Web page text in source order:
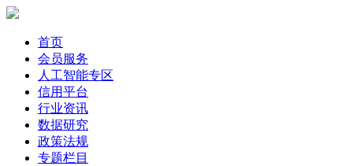
首页
会员服务
人工智能专区
信用平台
行业资讯
数据研究
政策法规
专题栏目